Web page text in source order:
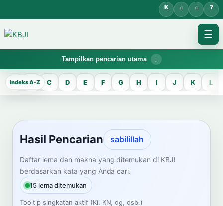
☰
Tampilkan pencarian utama
KBJI WORKSPACE
Hasil Pencarian
Temukan lema Jawa dan maknanya dalam bahasa Indonesia saat
mengelola data Kamus Bahasa Jawa-Indonesia.
CARI LEMA JAWA
Masukkan kata Jawa
A B C D E F G H I J K L
Hasil Pencarian sabilillah
Daftar lema dan makna yang ditemukan di KBJI
berdasarkan kata yang Anda cari.
15 lema ditemukan
Tooltip singkatan aktif (Ki, KN, dg, dsb.)